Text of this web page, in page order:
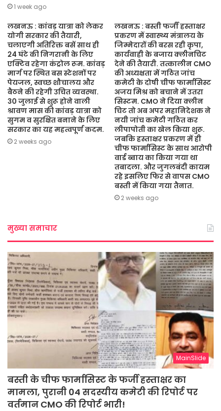
1 week ago
लखनऊ : कांवड़ यात्रा को लेकर
योगी सरकार की तैयारी,
चलाएगी अतिरिक्त बसें साथ ही
24 घंटे की निगरानी के लिए
एक्टिव रहेगा कंट्रोल रूम. कांवड़
मार्ग पर स्थित बस स्टेशनों पर
पेयजल, स्वच्छ शौचालय और
बैठने की रहेगी उचित व्यवस्था.
30 जुलाई से शुरू होने वाली
श्रावण मास की कांवड़ यात्रा को
सुगम व सुरक्षित बनाने के लिए
सरकार का यह महत्वपूर्ण कदम.
2 weeks ago
लखनऊ : बस्ती फर्जी हस्ताक्षर
प्रकरण में स्वास्थ्य मंत्रालय के
जिम्मेदारों की बरस रही कृपा,
कार्यवाही के बजाय क्लीनचिट
देने की तैयारी. तत्कालीन CMO
की अध्यक्षता में गठित जांच
कमेटी के दोषी चीफ फार्मासिस्ट
अजय मिश्र को बचाने में उतरा
सिस्टम. CMO ने दिया क्लीन
चिट तो अब अपर महानिदेशक ने
नयी जांच कमेटी गठित कर
लीपापोती का खेल किया शुरू.
जबकि हस्ताक्षर प्रकरण में ही
चीफ फार्मासिस्ट के साथ आरोपी
वार्ड ब्वाय का किया गया था
तबादला. और जुगलबंदी कायम
रहे इसलिए फिर से वापस CMO
बस्ती में किया गया तैनात.
2 weeks ago
मुख्या समाचार
MainSlide
बस्ती के चीफ फार्मासिस्ट के फर्जी हस्ताक्षर का
मामला, पुरानी 04 सदस्यीय कमेटी की रिपोर्ट पर
वर्तमान CMO की रिपोर्ट भारी!